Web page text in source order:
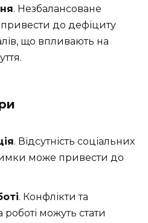
. Незбалансоване
до дефіциту
що впливають на
. Відсутність соціальних
може привести до
. Конфлікти та
роботі можуть стати